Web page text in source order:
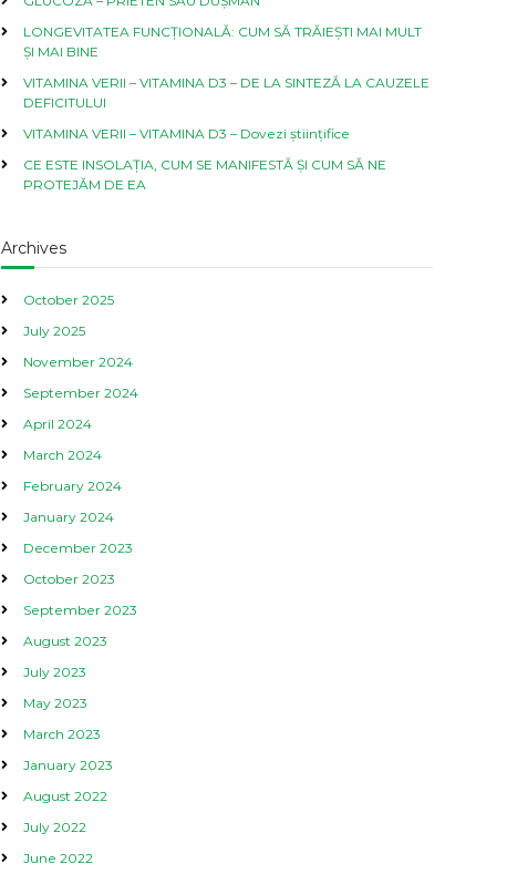
LONGEVITATEA FUNCȚIONALĂ: CUM SĂ TRĂIEȘTI MAI MULT
ȘI MAI BINE
VITAMINA VERII – VITAMINA D3 – DE LA SINTEZĂ LA CAUZELE
DEFICITULUI
VITAMINA VERII – VITAMINA D3 – Dovezi științifice
CE ESTE INSOLAȚIA, CUM SE MANIFESTĂ ȘI CUM SĂ NE
PROTEJĂM DE EA
Archives
October 2025
July 2025
November 2024
September 2024
April 2024
March 2024
February 2024
January 2024
December 2023
October 2023
September 2023
August 2023
July 2023
May 2023
March 2023
January 2023
August 2022
July 2022
June 2022